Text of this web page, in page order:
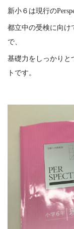
新小６は現行の
都立中の受検に向け
で、
基礎力をしっかりと
トです。